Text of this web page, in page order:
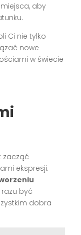
aby
Ci nie tylko
nowe
w świecie
zacząć
ekspresji.
razu być
dobra